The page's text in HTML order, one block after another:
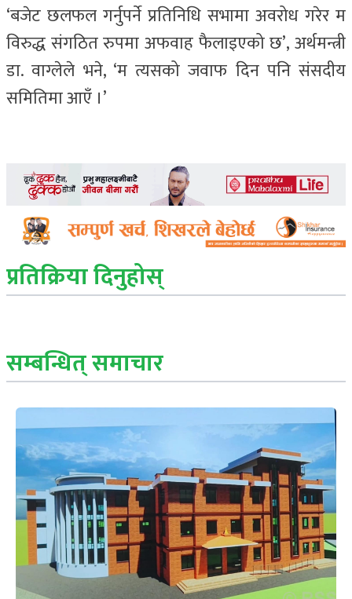
‘बजेट छलफल गर्नुपर्ने प्रतिनिधि सभामा अवरोध गरेर म
विरुद्ध संगठित रुपमा अफवाह फैलाइएको छ’, अर्थमन्त्री
डा. वाग्लेले भने, ‘म त्यसको जवाफ दिन पनि संसदीय
समितिमा आएँ ।’
प्रतिक्रिया दिनुहोस्
सम्बन्धित् समाचार